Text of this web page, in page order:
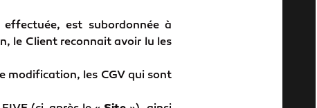
est subordonnée à
le Client reconnait avoir lu les
modification, les CGV qui sont